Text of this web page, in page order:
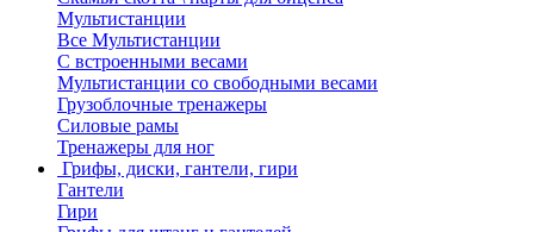
Мультистанции
Все Мультистанции
С встроенными весами
Мультистанции со свободными весами
Грузоблочные тренажеры
Силовые рамы
Тренажеры для ног
Грифы, диски, гантели, гири
Гантели
Гири